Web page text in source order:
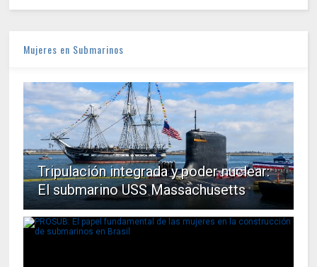
Mujeres en Submarinos
Tripulación integrada y poder nuclear:
El submarino USS Massachusetts